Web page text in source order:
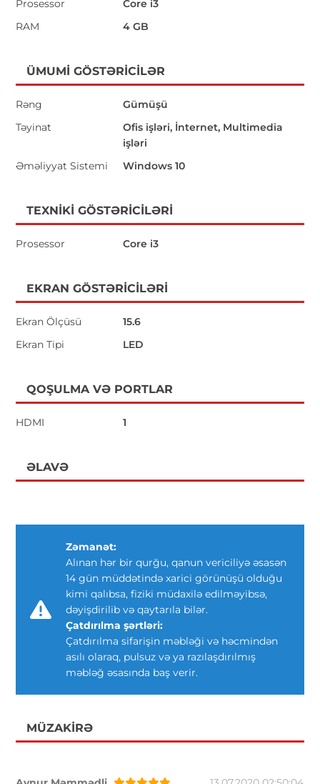
Prosessor
Core i3
RAM
4 GB
ÜMUMI GÖSTƏRICILƏR
Rəng
Gümüşü
Təyinat
Ofis işləri, İnternet, Multimedia
işləri
Əməliyyat Sistemi
Windows 10
TEXNIKI GÖSTƏRICILƏRI
Prosessor Core i3
EKRAN GÖSTƏRICILƏRI
Ekran Ölçüsü
15.6
Ekran Tipi
LED
QOŞULMA VƏ PORTLAR
HDMI 1
ƏLAVƏ
Zəmanət:
Alınan hər bir qurğu, qanun vericiliyə əsasən
14 gün müddətində xarici görünüşü olduğu
kimi qalıbsa, fiziki müdaxilə edilməyibsə,
dəyişdirilib və qaytarıla bilər.
Çatdırılma şərtləri:
Çatdırılma sifarişin məbləği və həcmindən
asılı olaraq, pulsuz və ya razılaşdırılmış
məbləğ əsasında baş verir.
MÜZAKIRƏ